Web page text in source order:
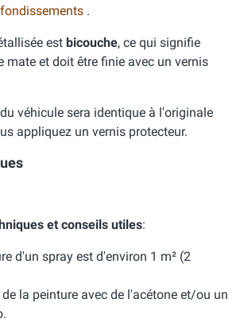
.
est bicouche, ce qui signifie
mate et doit être finie avec un vernis
véhicule sera identique à l'originale
appliquez un vernis protecteur.
et conseils utiles:
d'un spray est d'environ 1 m² (2
la peinture avec de l'acétone et/ou un